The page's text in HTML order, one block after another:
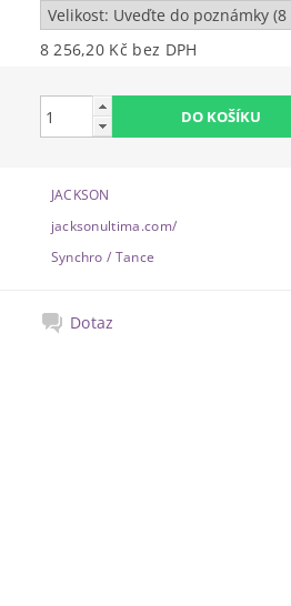
8 256,20 Kč bez DPH
JACKSON
jacksonultima.com/
Synchro / Tance
Dotaz